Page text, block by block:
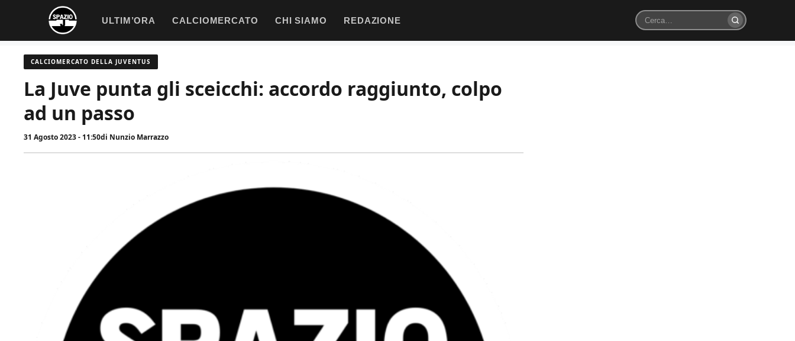
contenuto
ULTIM’ORA CALCIOMERCATO CHI SIAMO REDAZIONE
Cerca
CALCIOMERCATO DELLA JUVENTUS
La Juve punta gli sceicchi: accordo raggiunto, colpo
ad un passo
31 Agosto 2023 - 11:50di Nunzio Marrazzo